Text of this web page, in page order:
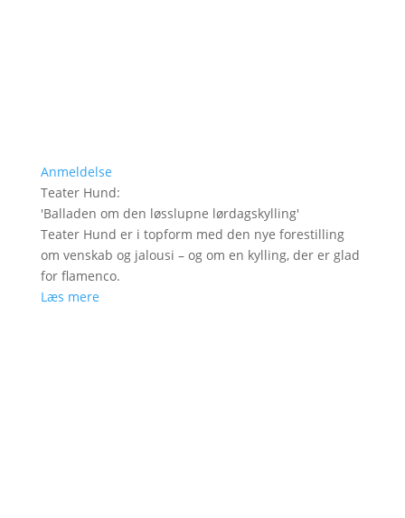
Anmeldelse
Teater Hund:
'Balladen om den løsslupne lørdagskylling'
Teater Hund er i topform med den nye forestilling
om venskab og jalousi – og om en kylling, der er glad
for flamenco.
Læs mere